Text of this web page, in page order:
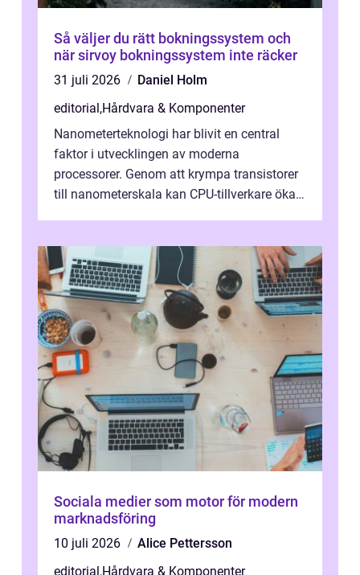
Så väljer du rätt bokningssystem och
när sirvoy bokningssystem inte räcker
31 juli 2026
Daniel Holm
editorial,Hårdvara & Komponenter
Nanometerteknologi har blivit en central
faktor i utvecklingen av moderna
processorer. Genom att krympa transistorer
till nanometerskala kan CPU-tillverkare öka
Sociala medier som motor för modern
marknadsföring
10 juli 2026
Alice Pettersson
editorial,Hårdvara & Komponenter